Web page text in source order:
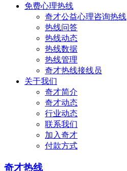
免费心理热线
奇才公益心理咨询热线
热线问答
热线动态
热线数据
热线管理
奇才热线接线员
关于我们
奇才简介
奇才动态
行业动态
联系我们
加入奇才
付款方式
奇才热线